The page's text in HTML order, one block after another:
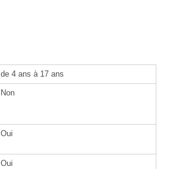
de 4 ans à 17 ans
Non
Oui
Oui